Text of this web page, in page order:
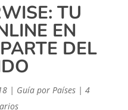
TU
EN
DEL
| Guía por Países| 4